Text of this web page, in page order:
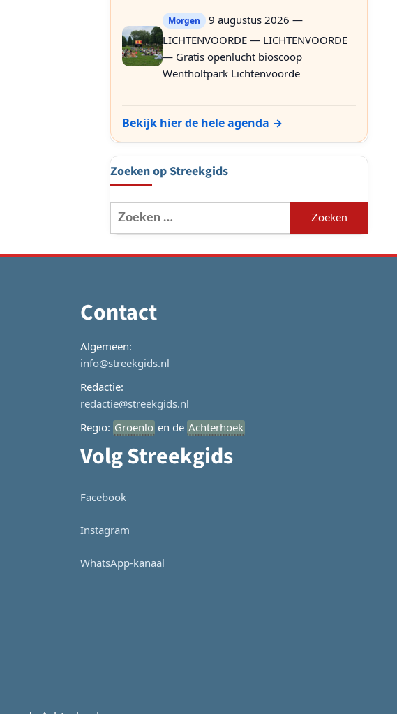
Morgen
9 augustus 2026 —
LICHTENVOORDE — LICHTENVOORDE
— Gratis openlucht bioscoop
Wentholtpark Lichtenvoorde
Bekijk hier de hele agenda →
Zoeken op Streekgids
Zoeken
naar:
Contact
Algemeen:
info@streekgids.nl
Redactie:
redactie@streekgids.nl
Regio: Groenlo en de Achterhoek
Volg Streekgids
Facebook
Instagram
WhatsApp-kanaal